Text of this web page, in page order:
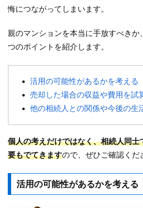
悔につながってしまいます。
親のマンションを本当に手放すべきか
つのポイントを紹介します。
活用の可能性があるかを考える
売却した場合の収益や費用を試
他の相続人との関係や今後の生
個人の考えだけではなく、相続人同士
要もでてきますので、ぜひご確認くだ
活用の可能性があるかを考える